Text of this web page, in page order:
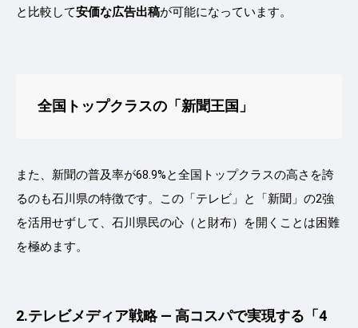
と比較して安価な広告出稿が可能になっています。
全国トップクラスの「新聞王国」
また、新聞の普及率が68.9%と全国トップクラスの高さを誇
るのも石川県の特徴です。この「テレビ」と「新聞」の2強
を活用せずして、石川県民の心（と財布）を開くことは困難
を極めます。
2.テレビメディア戦略 ― 高コスパで実現する「4